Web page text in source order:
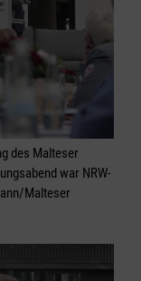
des Malteser
war NRW-
Malteser